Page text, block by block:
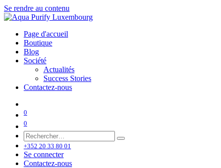
Se rendre au contenu
Page d'accueil
Boutique
Blog
Société
Actualités
Success Stories
Contactez-nous
0
0
+352 20 33 80 01
Se connecter
Contactez-nous